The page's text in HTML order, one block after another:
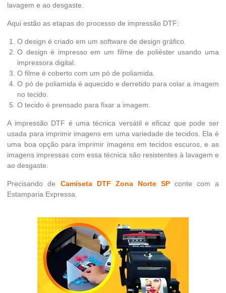
lavagem e ao desgaste.
Aqui estão as etapas do processo de impressão DTF:
O design é criado em um software de design gráfico.
O design é impresso em um filme de poliéster usando uma
impressora digital.
O filme é coberto com um pó de poliamida.
O pó de poliamida é aquecido e derretido para colar a imagem
no tecido.
O tecido é prensado para fixar a imagem.
A impressão DTF é uma técnica versátil e eficaz que pode ser
usada para imprimir imagens em uma variedade de tecidos. Ela é
uma boa opção para imprimir imagens em tecidos escuros, e as
imagens impressas com essa técnica são resistentes à lavagem e
ao desgaste.
Precisando de Camiseta DTF Zona Norte SPconte com a
Estamparia Expressa.